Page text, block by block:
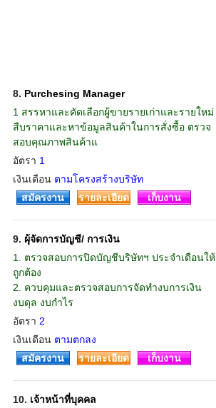
8. Purchesing Manager
1 สรรหาและคัดเลือกผู้ขายรายเก่าและรายใหม่
สืบราคาและหาข้อมูลสินค้าในการสั่งซื้อ ตรวจ
สอบคุณภาพสินค้าแ
อัตรา 1
เงินเดือน ตามโครงสร้างบริษัท
สมัครงาน รายละเอียด เก็บงาน
9. ผุ้จัดการบัญชี/ การเงิน
1. ตรวจสอบการปิดบัญชีบริษัทฯ ประจำเดือนให้
ถูกต้อง
2. ควบคุมและตรวจสอบการจัดทำงบการเงิน
งบดุล งบกำไร
อัตรา 2
เงินเดือน ตามตกลง
สมัครงาน รายละเอียด เก็บงาน
10. เจ้าหน้าที่บุคคล